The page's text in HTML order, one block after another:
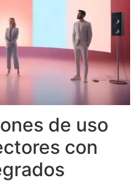
de uso
con